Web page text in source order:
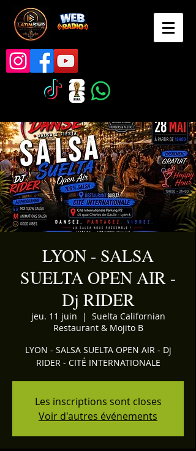
LYON - SALSA
SUELTA OPEN AIR -
Dj RIDER
jeu. 11 juin
  |
Suelta Californian
Restaurant & Mojito B
LYON - SALSA SUELTA OPEN AIR - Dj
RIDER - CITÉ INTERNATIONALE
Les inscriptions sont closes
Voir d'autres événements